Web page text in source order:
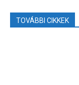
TOVÁBBI CIKKEK